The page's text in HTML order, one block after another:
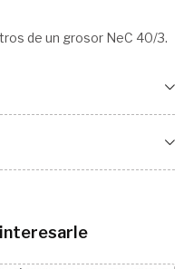
de un grosor NeC 40/3.